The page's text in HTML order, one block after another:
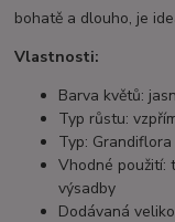
bohatě a dlouho, je
Vlastnosti:
Barva květů:
Typ růstu:
Typ:
Vhodné použití:
výsadby
Dodávaná